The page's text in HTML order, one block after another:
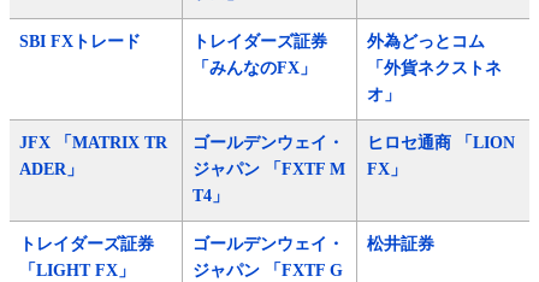
SBI FXトレード
トレイダーズ証券
「みんなのFX」
外為どっとコム
「外貨ネクストネ
オ」
JFX 「MATRIX TR
ADER」
ゴールデンウェイ・
ジャパン 「FXTF M
T4」
ヒロセ通商 「LION
FX」
トレイダーズ証券
「LIGHT FX」
ゴールデンウェイ・
ジャパン 「FXTF G
松井証券